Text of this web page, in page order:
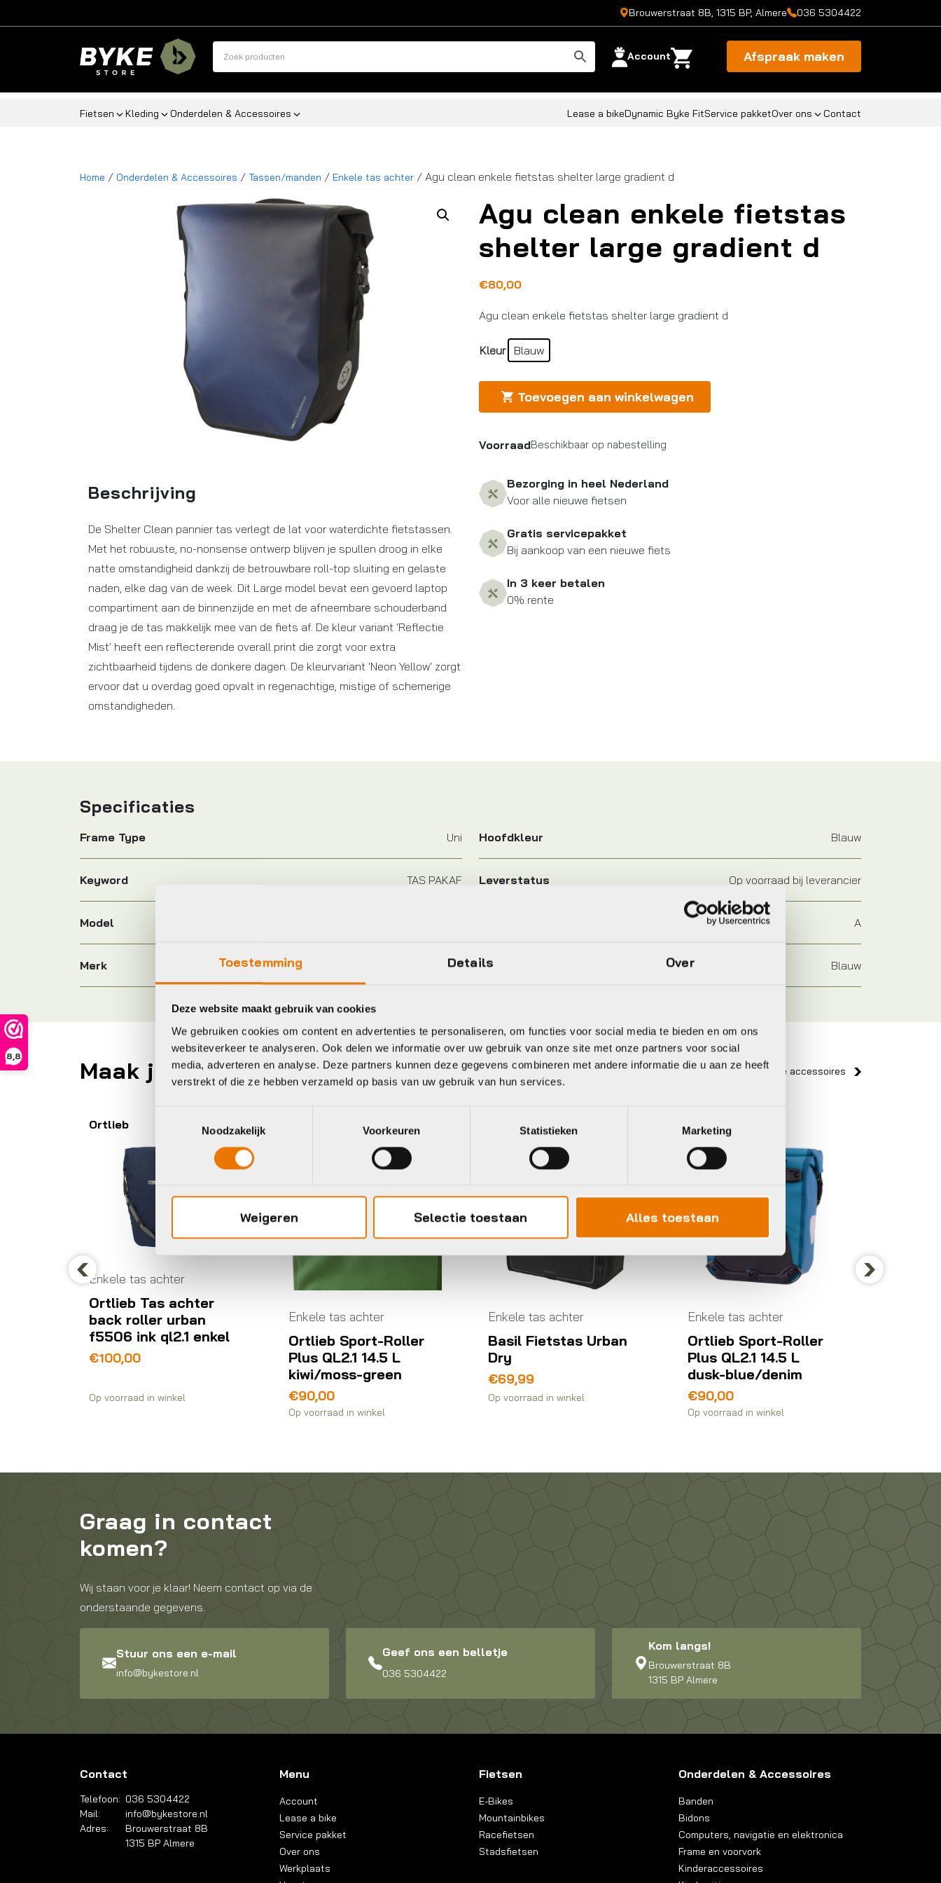
Toestemming Details Over
Deze website maakt gebruik van cookies
We gebruiken cookies om content en advertenties te personaliseren, om functies voor social media te bieden en om ons
websiteverkeer te analyseren. Ook delen we informatie over uw gebruik van onze site met onze partners voor social
media, adverteren en analyse. Deze partners kunnen deze gegevens combineren met andere informatie die u aan ze heeft
verstrekt of die ze hebben verzameld op basis van uw gebruik van hun services.
Noodzakelijk
Voorkeuren Statistieken Marketing
Weigeren Selectie toestaan Alles toestaan
8,8
Brouwerstraat 8B, 1315 BP, Almere 036 5304422
Account Afspraak maken
Fietsen Kleding Onderdelen & Accessoires Lease a bikeDynamic Byke FitService pakketOver ons Contact
Home / Onderdelen & Accessoires / Tassen/manden / Enkele tas achter / Agu clean enkele fietstas shelter large gradient d
Beschrijving
De Shelter Clean pannier tas verlegt de lat voor waterdichte fietstassen.
Met het robuuste, no-nonsense ontwerp blijven je spullen droog in elke
natte omstandigheid dankzij de betrouwbare roll-top sluiting en gelaste
naden, elke dag van de week. Dit Large model bevat een gevoerd laptop
compartiment aan de binnenzijde en met de afneembare schouderband
draag je de tas makkelijk mee van de fiets af. De kleur variant 'Reflectie
Mist' heeft een reflecterende overall print die zorgt voor extra
zichtbaarheid tijdens de donkere dagen. De kleurvariant 'Neon Yellow' zorgt
ervoor dat u overdag goed opvalt in regenachtige, mistige of schemerige
omstandigheden.
Agu clean enkele fietstas
shelter large gradient d
€80,00
Agu clean enkele fietstas shelter large gradient d
Kleur Blauw
Toevoegen aan winkelwagen
VoorraadBeschikbaar op nabestelling
Bezorging in heel Nederland
Voor alle nieuwe fietsen
Gratis servicepakket
Bij aankoop van een nieuwe fiets
In 3 keer betalen
0% rente
Specificaties
Frame Type Uni Hoofdkleur Blauw
Keyword TAS PAKAF Leverstatus Op voorraad bij leverancier
Model A
Merk Agu Kleur Blauw
Maak je fiets compleet Bekijk alle accessoires
Ortlieb
Enkele tas achter
Ortlieb Sport-Roller
Plus QL2.1 14.5 L
€90,00
Enkele tas achter
Basil Fietstas Urban
Dry
€69,99
Op voorraad in winkel
Ortlieb
Enkele tas achter
Ortlieb Sport-Roller
Plus QL2.1 14.5 L
dusk-blue/denim
€90,00
Basil
Enkele tas achter
Basil Fietstas City
€ 49,99
Op voorraad in winkel
Graag in contact
komen?
Wij staan voor je klaar! Neem contact op via de
onderstaande gegevens.
Stuur ons een e-mail
info@bykestore.nl
Geef ons een belletje
036 5304422
Kom langs!
Brouwerstraat 8B
1315 BP Almere
Contact
Telefoon: 036 5304422
Mail:
info@bykestore.nl
Adres:
Brouwerstraat 8B
1315 BP Almere
Menu
Account
Lease a bike
Service pakket
Over ons
Werkplaats
Fietsen
E-Bikes
Mountainbikes
Racefietsen
Stadsfietsen
Onderdelen & Accessoires
Banden
Bidons
Computers, navigatie en elektronica
Frame en voorvork
Kinderaccessoires